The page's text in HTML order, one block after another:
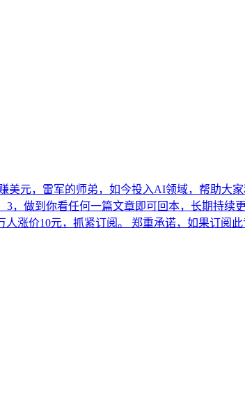
元，雷军的师弟，如今投入AI领域，帮助大
，做到你看任何一篇文章即可回本，长期持续
涨价10元，抓紧订阅。 郑重承诺，如果订阅